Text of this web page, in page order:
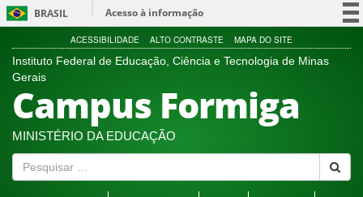
direto
menu
BRASIL
Acesso à informação
Participe
Serviços
ACESSIBILIDADE ALTO CONTRASTE MAPA DO SITE
Instituto Federal de Educação, Ciência e Tecnologia de Minas
Gerais
Campus Formiga
MINISTÉRIO DA EDUCAÇÃO
e